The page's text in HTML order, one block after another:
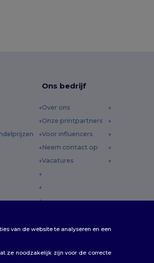
Ons bedrijf
Over ons
Onze printpartners
Voor influencers
Neem contact op
Vacatures
van de website te analyseren en een
ze noodzakelijk zijn voor de correcte